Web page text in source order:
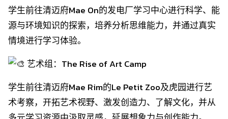
学生前往清迈府Mae On的发电厂学习中心进行科学、能
源与环境知识的探索，培养分析思维能力，并通过真实
情境进行学习体验。
艺术组：The Rise of Art Camp
学生前往清迈府Mae Rim的Le Petit Zoo及虎园进行艺
术考察，开拓艺术视野、激发创造力、了解文化，并从